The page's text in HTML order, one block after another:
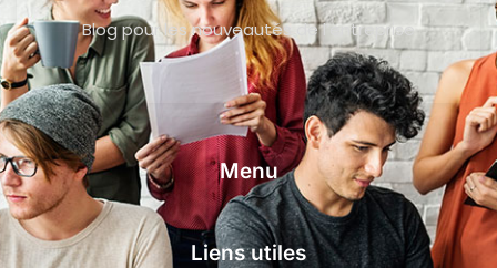
Blog pour les nouveautés de l’entreprise
Menu
Liens utiles